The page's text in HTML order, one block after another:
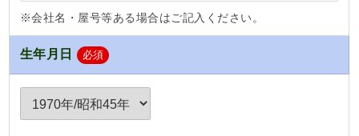
※会社名・屋号等ある場合はご記入ください。
生年月日 必須